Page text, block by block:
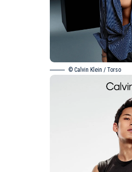
© Calvin Klein / Torso